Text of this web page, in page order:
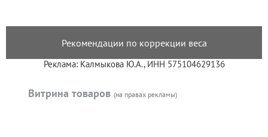
Рекомендации по коррекции веса
Реклама: Калмыкова Ю.А., ИНН 575104629136
Витрина товаров (на правах рекламы)